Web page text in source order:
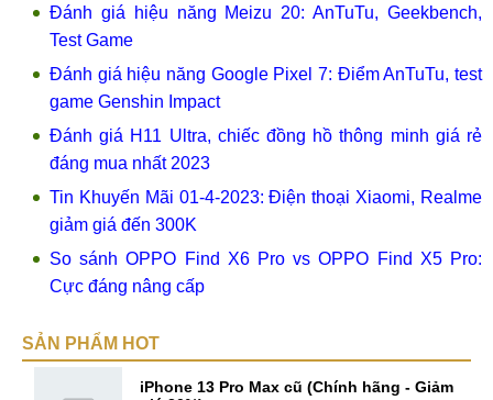
Đánh giá hiệu năng Meizu 20: AnTuTu, Geekbench,
Test Game
Đánh giá hiệu năng Google Pixel 7: Điểm AnTuTu, test
game Genshin Impact
Đánh giá H11 Ultra, chiếc đồng hồ thông minh giá rẻ
đáng mua nhất 2023
Tin Khuyến Mãi 01-4-2023: Điện thoại Xiaomi, Realme
giảm giá đến 300K
So sánh OPPO Find X6 Pro vs OPPO Find X5 Pro:
Cực đáng nâng cấp
SẢN PHẨM HOT
iPhone 13 Pro Max cũ (Chính hãng - Giảm